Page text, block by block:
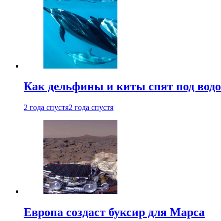
Как дельфины и киты спят под
2 года спустя2 года спустя
Европа создаст буксир для Марса